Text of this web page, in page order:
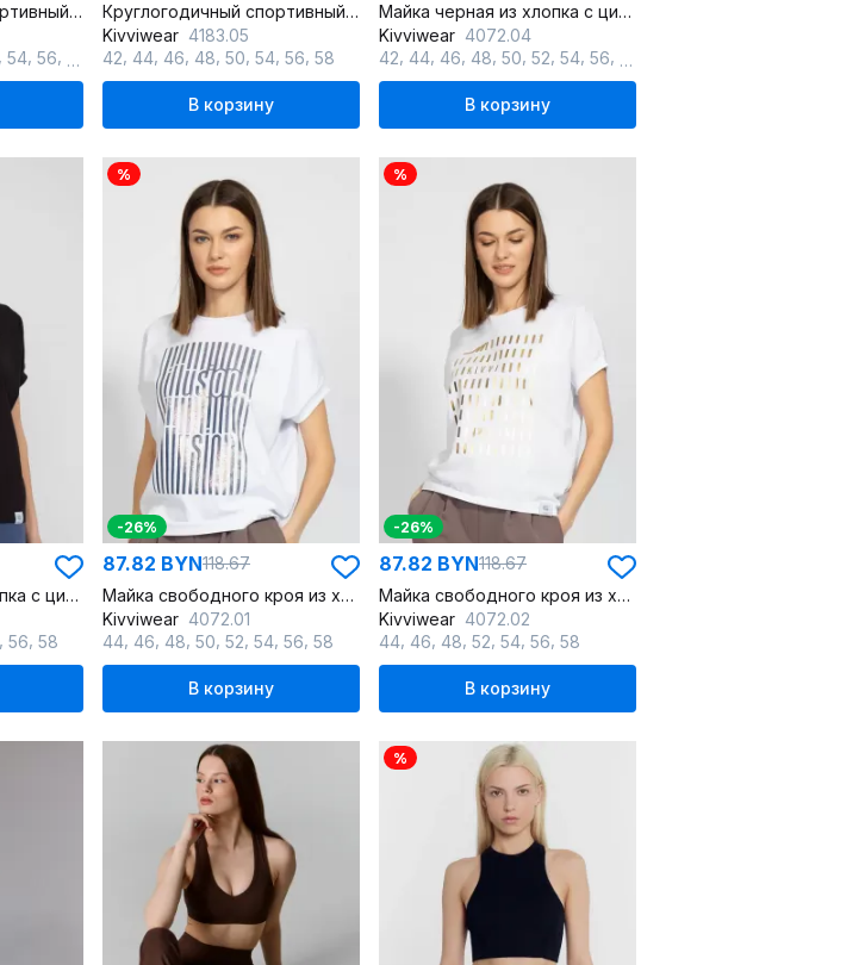
Круглогодичный спортивный хлопковый джемпер летучая мышь
54 56
Круглогодичный спортивный хлопковый джемпер летучая мышь
Kivviwear 4183.05
42 44 46 48 50 54 56 58
В корзину
Майка черная из хлопка с цифровым принтом летучая мышь
Kivviwear 4072.04
42 44 46 48 50 52 54 56
В корзину
Майка черная из хлопка с цифровым принтом летучая мышь
56 58
%
-26%
87.82 BYN118.67
Майка свободного кроя из хлопка с цифровым принтом летучая мышь
Kivviwear 4072.01
44 46 48 50 52 54 56 58
В корзину
%
-26%
87.82 BYN118.67
Майка свободного кроя из хлопка с цифровым принтом летучая мышь
Kivviwear 4072.02
44 46 48 52 54 56 58
В корзину
%